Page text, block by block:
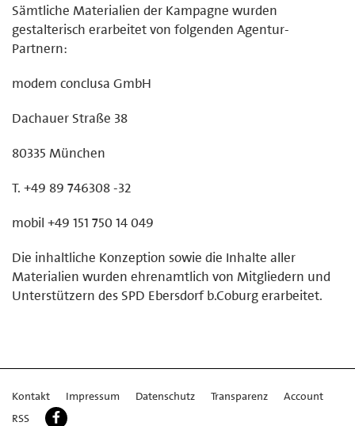
Sämtliche Materialien der Kampagne wurden
gestalterisch erarbeitet von folgenden Agentur-
Partnern:
modem conclusa GmbH
Dachauer Straße 38
80335 München
T. +49 89 746308 -32
mobil +49 151 750 14 049
Die inhaltliche Konzeption sowie die Inhalte aller
Materialien wurden ehrenamtlich von Mitgliedern und
Unterstützern des SPD Ebersdorf b.Coburg erarbeitet.
Kontakt Impressum Datenschutz Transparenz
Account
RSS